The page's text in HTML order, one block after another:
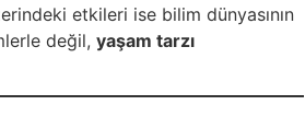
etkileri ise bilim dünyasının
değil, yaşam tarzı